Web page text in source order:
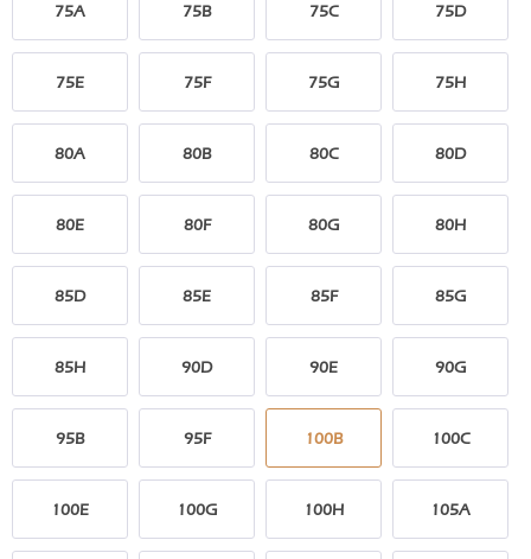
75A 75B 75C 75D
75E 75F 75G 75H
80A 80B 80C 80D
80E 80F 80G 80H
85D 85E 85F 85G
85H 90D 90E 90G
95B 95F 100B 100C
100E 100G 100H 105A